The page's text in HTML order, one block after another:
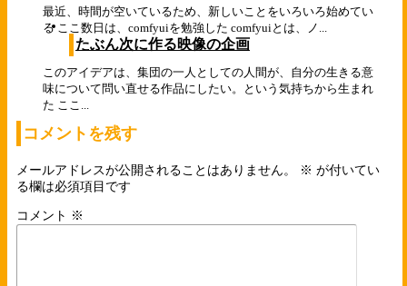
最近、時間が空いているため、新しいことをいろいろ始めてい
る ここ数日は、comfyuiを勉強した comfyuiとは、ノ...
たぶん次に作る映像の企画
このアイデアは、集団の一人としての人間が、自分の生きる意
味について問い直せる作品にしたい。という気持ちから生まれ
た ここ...
コメントを残す
メールアドレスが公開されることはありません。 ※ が付いてい
る欄は必須項目です
コメント ※